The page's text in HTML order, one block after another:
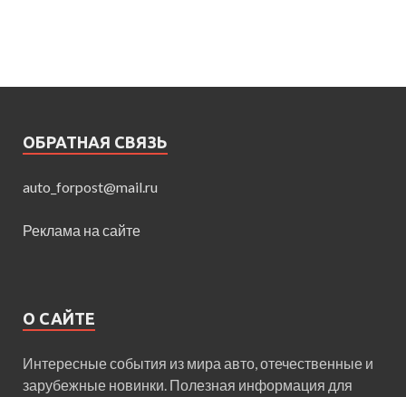
ОБРАТНАЯ СВЯЗЬ
auto_forpost@mail.ru
Реклама на сайте
О САЙТЕ
Интересные события из мира авто, отечественные и
зарубежные новинки. Полезная информация для